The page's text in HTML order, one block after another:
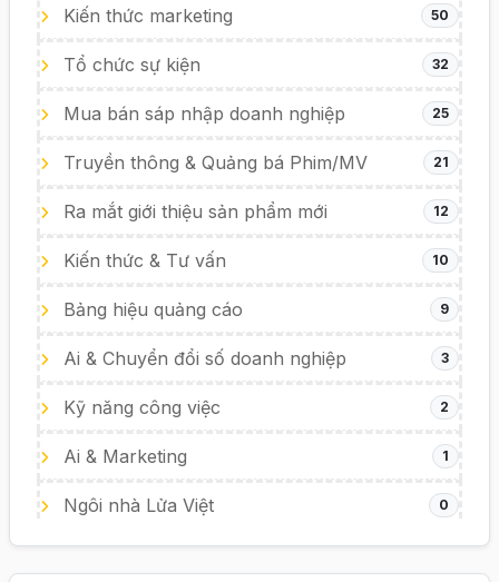
Kiến thức marketing 50
Tổ chức sự kiện 32
Mua bán sáp nhập doanh nghiệp 25
Truyền thông & Quảng bá Phim/MV 21
Ra mắt giới thiệu sản phẩm mới 12
Kiến thức & Tư vấn 10
Bảng hiệu quảng cáo 9
Ai & Chuyển đổi số doanh nghiệp 3
Kỹ năng công việc 2
Ai & Marketing 1
Ngôi nhà Lửa Việt 0